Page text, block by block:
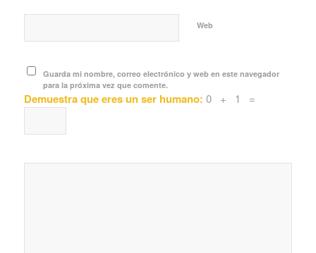
Web
Guarda mi nombre, correo electrónico y web en este navegador
para la próxima vez que comente.
Demuestra que eres un ser humano: 0 + 1 =